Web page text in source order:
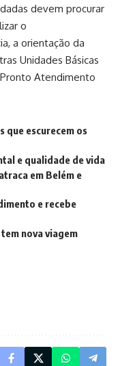
devem procurar
o
a orientação da
Unidades Básicas
Atendimento
que escurecem os
e qualidade de vida
em Belém e
e recebe
nova viagem